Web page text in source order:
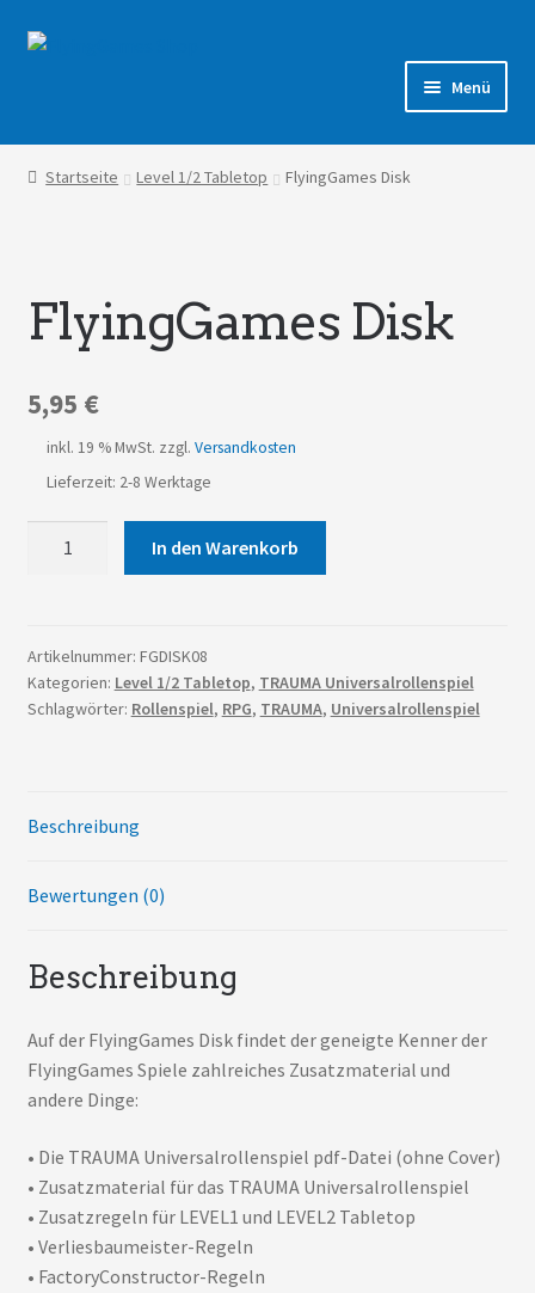
Zur
Zum
Menü
Shop
Startseite Level 1/2 Tabletop FlyingGames Disk
FlyingGames Disk
5,95 €
inkl. 19 % MwSt. zzgl. Versandkosten
Lieferzeit: 2-8 Werktage
In den Warenkorb
Artikelnummer: FGDISK08
Kategorien: Level 1/2 Tabletop, TRAUMA Universalrollenspiel
Schlagwörter: Rollenspiel, RPG, TRAUMA, Universalrollenspiel
Beschreibung
Bewertungen (0)
Beschreibung
Auf der FlyingGames Disk findet der geneigte Kenner der
FlyingGames Spiele zahlreiches Zusatzmaterial und
andere Dinge:
• Die TRAUMA Universalrollenspiel pdf-Datei (ohne Cover)
• Zusatzmaterial für das TRAUMA Universalrollenspiel
• Zusatzregeln für LEVEL1 und LEVEL2 Tabletop
• Verliesbaumeister-Regeln
• FactoryConstructor-Regeln